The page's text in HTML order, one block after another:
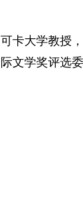
大学教授，
文学奖评选